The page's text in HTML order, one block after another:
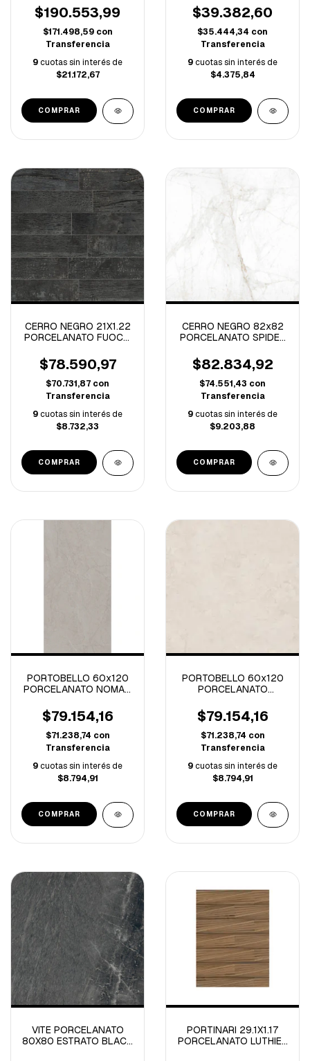
NATURAL
RECTIFICADO-2.87 M/C
$190.553,99
$171.498,59 con
Transferencia
9cuotas sin interés de
$21.172,67
BEIGE-1.80M/C
$39.382,60
$35.444,34 con
Transferencia
9cuotas sin interés de
$4.375,84
CERRO NEGRO 21X1.22
PORCELANATO FUOCO
$78.590,97
$70.731,87 con
Transferencia
9cuotas sin interés de
$8.732,33
CERRO NEGRO 82x82
PORCELANATO SPIDER
RECT.-2.69M/C
$82.834,92
$74.551,43 con
Transferencia
9cuotas sin interés de
$9.203,88
PORTOBELLO 60x120
PORCELANATO NOMAD
$79.154,16
$71.238,74 con
Transferencia
9cuotas sin interés de
$8.794,91
PORTOBELLO 60x120
PORCELANATO
NAT R-1.43
$79.154,16
$71.238,74 con
Transferencia
9cuotas sin interés de
$8.794,91
VITE PORCELANATO
80X80 ESTRATO BLACK
PORTINARI 29.1X1.17
PORCELANATO LUTHIER